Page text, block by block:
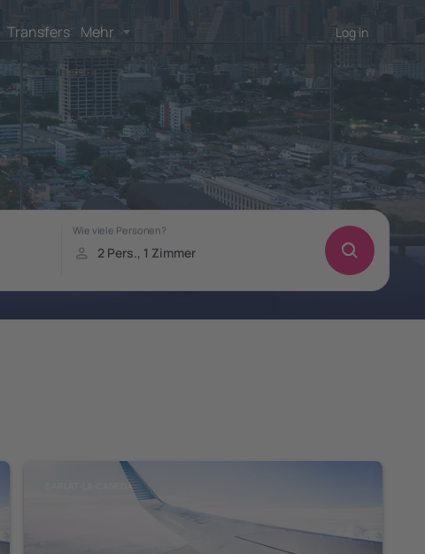
Transfers Mehr Log in
SARLAT-LA-CANEDA